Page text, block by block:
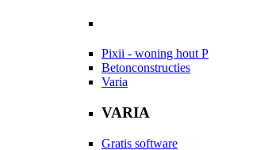
Pixii - woning hout P
Betonconstructies
Varia
VARIA
Gratis software